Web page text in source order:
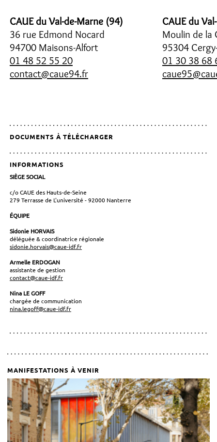
CAUE du Val-de-Marne (94)
36 rue Edmond Nocard
94700 Maisons-Alfort
01 48 52 55 20
contact@caue94.fr
CAUE du
Moulin de la
95304
01 30 38 68
DOCUMENTS À TÉLÉCHARGER
INFORMATIONS
SIÈGE SOCIAL
c/o CAUE des Hauts-de-Seine
279 Terrasse de L'université - 92000 Nanterre
ÉQUIPE
Sidonie HORVAIS
déléguée & coordinatrice régionale
sidonie.horvais@caue-idf.fr
Armelle ERDOGAN
assistante de gestion
contact@caue-idf.fr
Nina LE GOFF
chargée de communication
nina.legoff@caue-idf.fr
MANIFESTATIONS À VENIR